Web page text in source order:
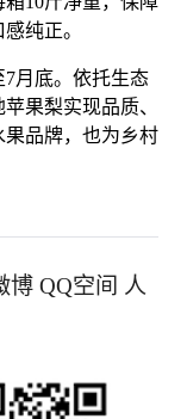
纯正。
月底。依托生态
果梨实现品质、
品牌，也为乡村
博 QQ空间 人